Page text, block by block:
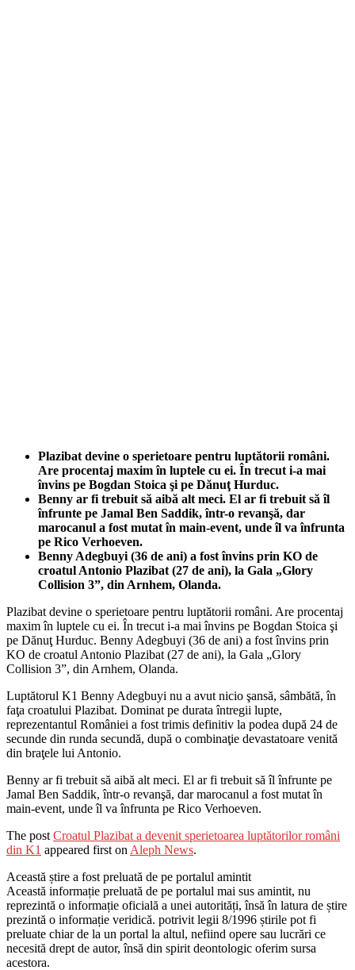
Plazibat devine o sperietoare pentru luptătorii români.
Are procentaj maxim în luptele cu ei. În trecut i-a mai
învins pe Bogdan Stoica şi pe Dănuţ Hurduc.
Benny ar fi trebuit să aibă alt meci. El ar fi trebuit să îl
înfrunte pe Jamal Ben Saddik, într-o revanşă, dar
marocanul a fost mutat în main-event, unde îl va înfrunta
pe Rico Verhoeven.
Benny Adegbuyi (36 de ani) a fost învins prin KO de
croatul Antonio Plazibat (27 de ani), la Gala „Glory
Collision 3”, din Arnhem, Olanda.
Plazibat devine o sperietoare pentru luptătorii români. Are procentaj
maxim în luptele cu ei. În trecut i-a mai învins pe Bogdan Stoica şi
pe Dănuţ Hurduc. Benny Adegbuyi (36 de ani) a fost învins prin
KO de croatul Antonio Plazibat (27 de ani), la Gala „Glory
Collision 3”, din Arnhem, Olanda.
Luptătorul K1 Benny Adegbuyi nu a avut nicio şansă, sâmbătă, în
faţa croatului Plazibat. Dominat pe durata întregii lupte,
reprezentantul României a fost trimis definitiv la podea după 24 de
secunde din runda secundă, după o combinaţie devastatoare venită
din braţele lui Antonio.
Benny ar fi trebuit să aibă alt meci. El ar fi trebuit să îl înfrunte pe
Jamal Ben Saddik, într-o revanşă, dar marocanul a fost mutat în
main-event, unde îl va înfrunta pe Rico Verhoeven.
The post Croatul Plazibat a devenit sperietoarea luptătorilor români
din K1 appeared first on Aleph News.
Această știre a fost preluată de pe portalul amintit
Această informație preluată de pe portalul mai sus amintit, nu
reprezintă o informație oficială a unei autorități, însă în latura de știre
prezintă o informație veridică. potrivit legii 8/1996 știrile pot fi
preluate chiar de la un portal la altul, nefiind opere sau lucrări ce
necesită drept de autor, însă din spirit deontologic oferim sursa
acestora.